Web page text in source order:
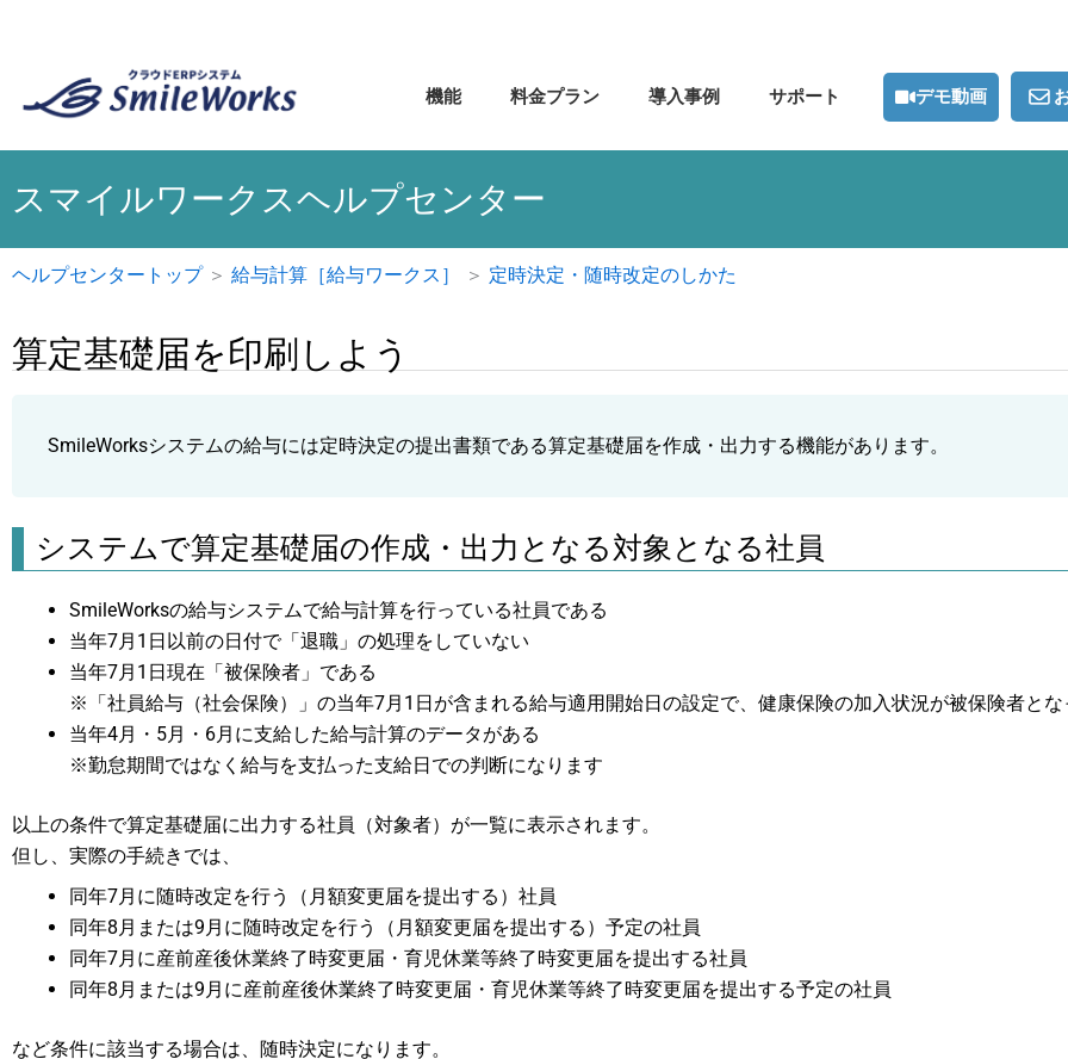
プ
機能 料金プラン 導入事例 サポート デモ動画
スマイルワークスヘルプセンター
ヘルプセンタートップ＞ 給与計算［給与ワークス］ ＞ 定時決定・随時改定のしかた
算定基礎届を印刷しよう
SmileWorksシステムの給与には定時決定の提出書類である算定基礎届を作成・出力する機能があります。
システムで算定基礎届の作成・出力となる対象となる社員
SmileWorksの給与システムで給与計算を行っている社員である
当年7月1日以前の日付で「退職」の処理をしていない
当年7月1日現在「被保険者」である
※「社員給与（社会保険）」の当年7月1日が含まれる給与適用開始日の設定で、健康保険の加入状況が被保険者と
当年4月・5月・6月に支給した給与計算のデータがある
※勤怠期間ではなく給与を支払った支給日での判断になります
以上の条件で算定基礎届に出力する社員（対象者）が一覧に表示されます。
但し、実際の手続きでは、
同年7月に随時改定を行う（月額変更届を提出する）社員
同年8月または9月に随時改定を行う（月額変更届を提出する）予定の社員
同年7月に産前産後休業終了時変更届・育児休業等終了時変更届を提出する社員
同年8月または9月に産前産後休業終了時変更届・育児休業等終了時変更届を提出する予定の社員
など条件に該当する場合は、随時決定になります。